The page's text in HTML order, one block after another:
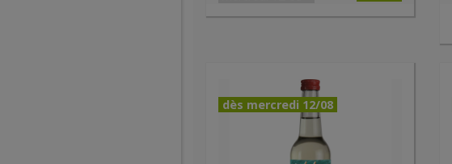
dès mercredi 12/08